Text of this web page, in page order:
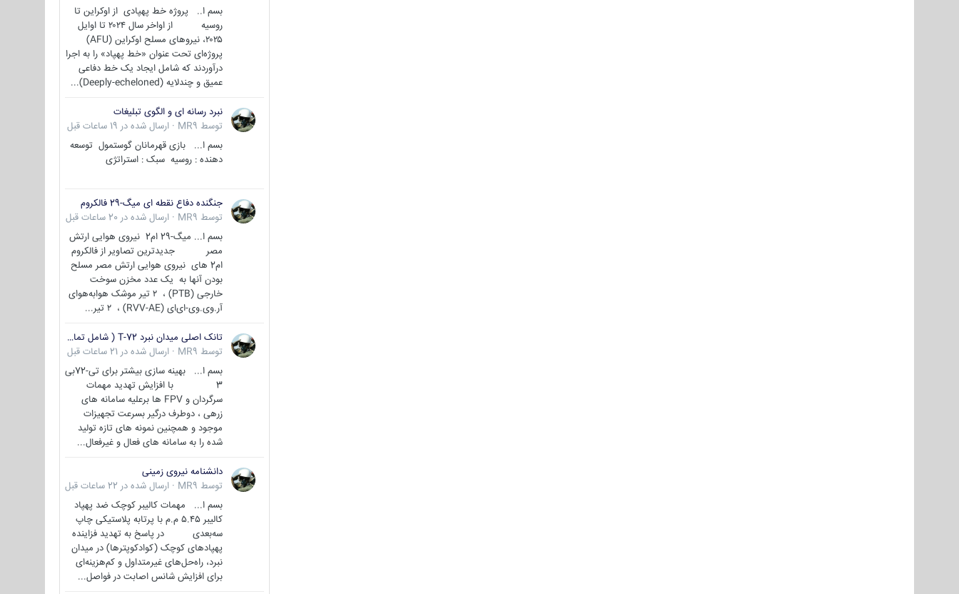
بسم ا.. پروژه خط پهپادی از اوکراین تا
روسیه از اواخر سال ۲۰۲۴ تا اوایل
۲۰۲۵، نیروهای مسلح اوکراین (AFU)
پروژه‌ای تحت عنوان «خط پهپاد» را به اجرا
درآوردند که شامل ایجاد یک خط دفاعی
عمیق و چندلایه (Deeply-echeloned)...
نبرد رسانه ای و الگوی تبلیغات
توسط MR9
· ارسال شده در 19 ساعات قبل
بسم ا... بازی قهرمانان گوستمول توسعه
دهنده : روسیه سبک : استراتژی
جنگنده دفاع نقطه ای میگ-29 فالکروم
توسط MR9
· ارسال شده در 20 ساعات قبل
بسم ا... میگ-29 ام2 نیروی هوایی ارتش
مصر جدیدترین تصاویر از فالکروم
ام2 های نیروی هوایی ارتش مصر مسلح
بودن آنها به یک عدد مخزن سوخت
خارجی (PTB) ، ۲ تیر موشک هوابه‌هوای
آر.وی.وی-ای‌ای (RVV-AE) ، ۲ تیر...
تانک اصلی میدان نبرد T-72 ( شامل تمامی گونه ها )
توسط MR9
· ارسال شده در 21 ساعات قبل
بسم ا... بهینه سازی بیشتر برای تی-72بی
3 با افزایش تهدید مهمات
سرگردان و FPV ها برعلیه سامانه های
زرهی ، دوطرف درگیر بسرعت تجهیزات
موجود و همچنین نمونه های تازه تولید
شده را به سامانه های فعال و غیرفعال...
دانشنامه نیروی زمینی
توسط MR9
· ارسال شده در 22 ساعات قبل
بسم ا... مهمات کالیبر کوچک ضد پهپاد
کالیبر ۵.۴۵ م.م با پرتابه پلاستیکی چاپ
سه‌بعدی در پاسخ به تهدید فزاینده
پهپادهای کوچک (کوادکوپترها) در میدان
نبرد، راه‌حل‌های غیرمتداول و کم‌هزینه‌ای
برای افزایش شانس اصابت در فواصل...